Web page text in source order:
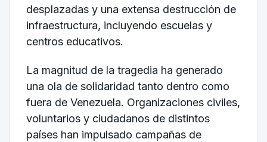
desplazadas y una extensa destrucción de
infraestructura, incluyendo escuelas y
centros educativos.
La magnitud de la tragedia ha generado
una ola de solidaridad tanto dentro como
fuera de Venezuela. Organizaciones civiles,
voluntarios y ciudadanos de distintos
países han impulsado campañas de